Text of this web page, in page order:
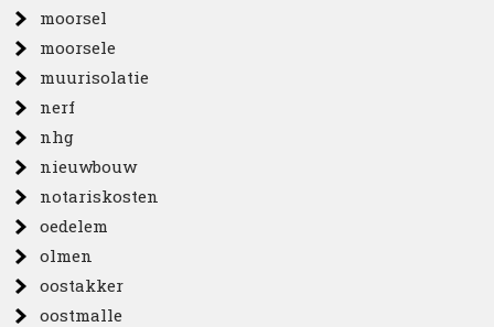
moorsel
moorsele
muurisolatie
nerf
nhg
nieuwbouw
notariskosten
oedelem
olmen
oostakker
oostmalle